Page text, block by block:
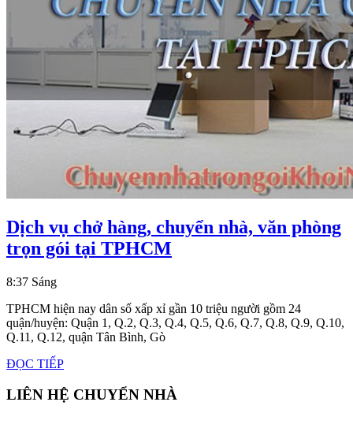
Dịch vụ chở hàng, chuyển nhà, văn phòng
trọn gói tại TPHCM
hàng,
chuyển
phòng
8:37 Sáng
TPHCM hiện nay dân số xấp xỉ gần 10 triệu người gồm 24
quận/huyện: Quận 1, Q.2, Q.3, Q.4, Q.5, Q.6, Q.7, Q.8, Q.9, Q.10,
Q.11, Q.12, quận Tân Bình, Gò
ĐỌC TIẾPĐỌC
LIÊN HỆ CHUYỂN NHÀ